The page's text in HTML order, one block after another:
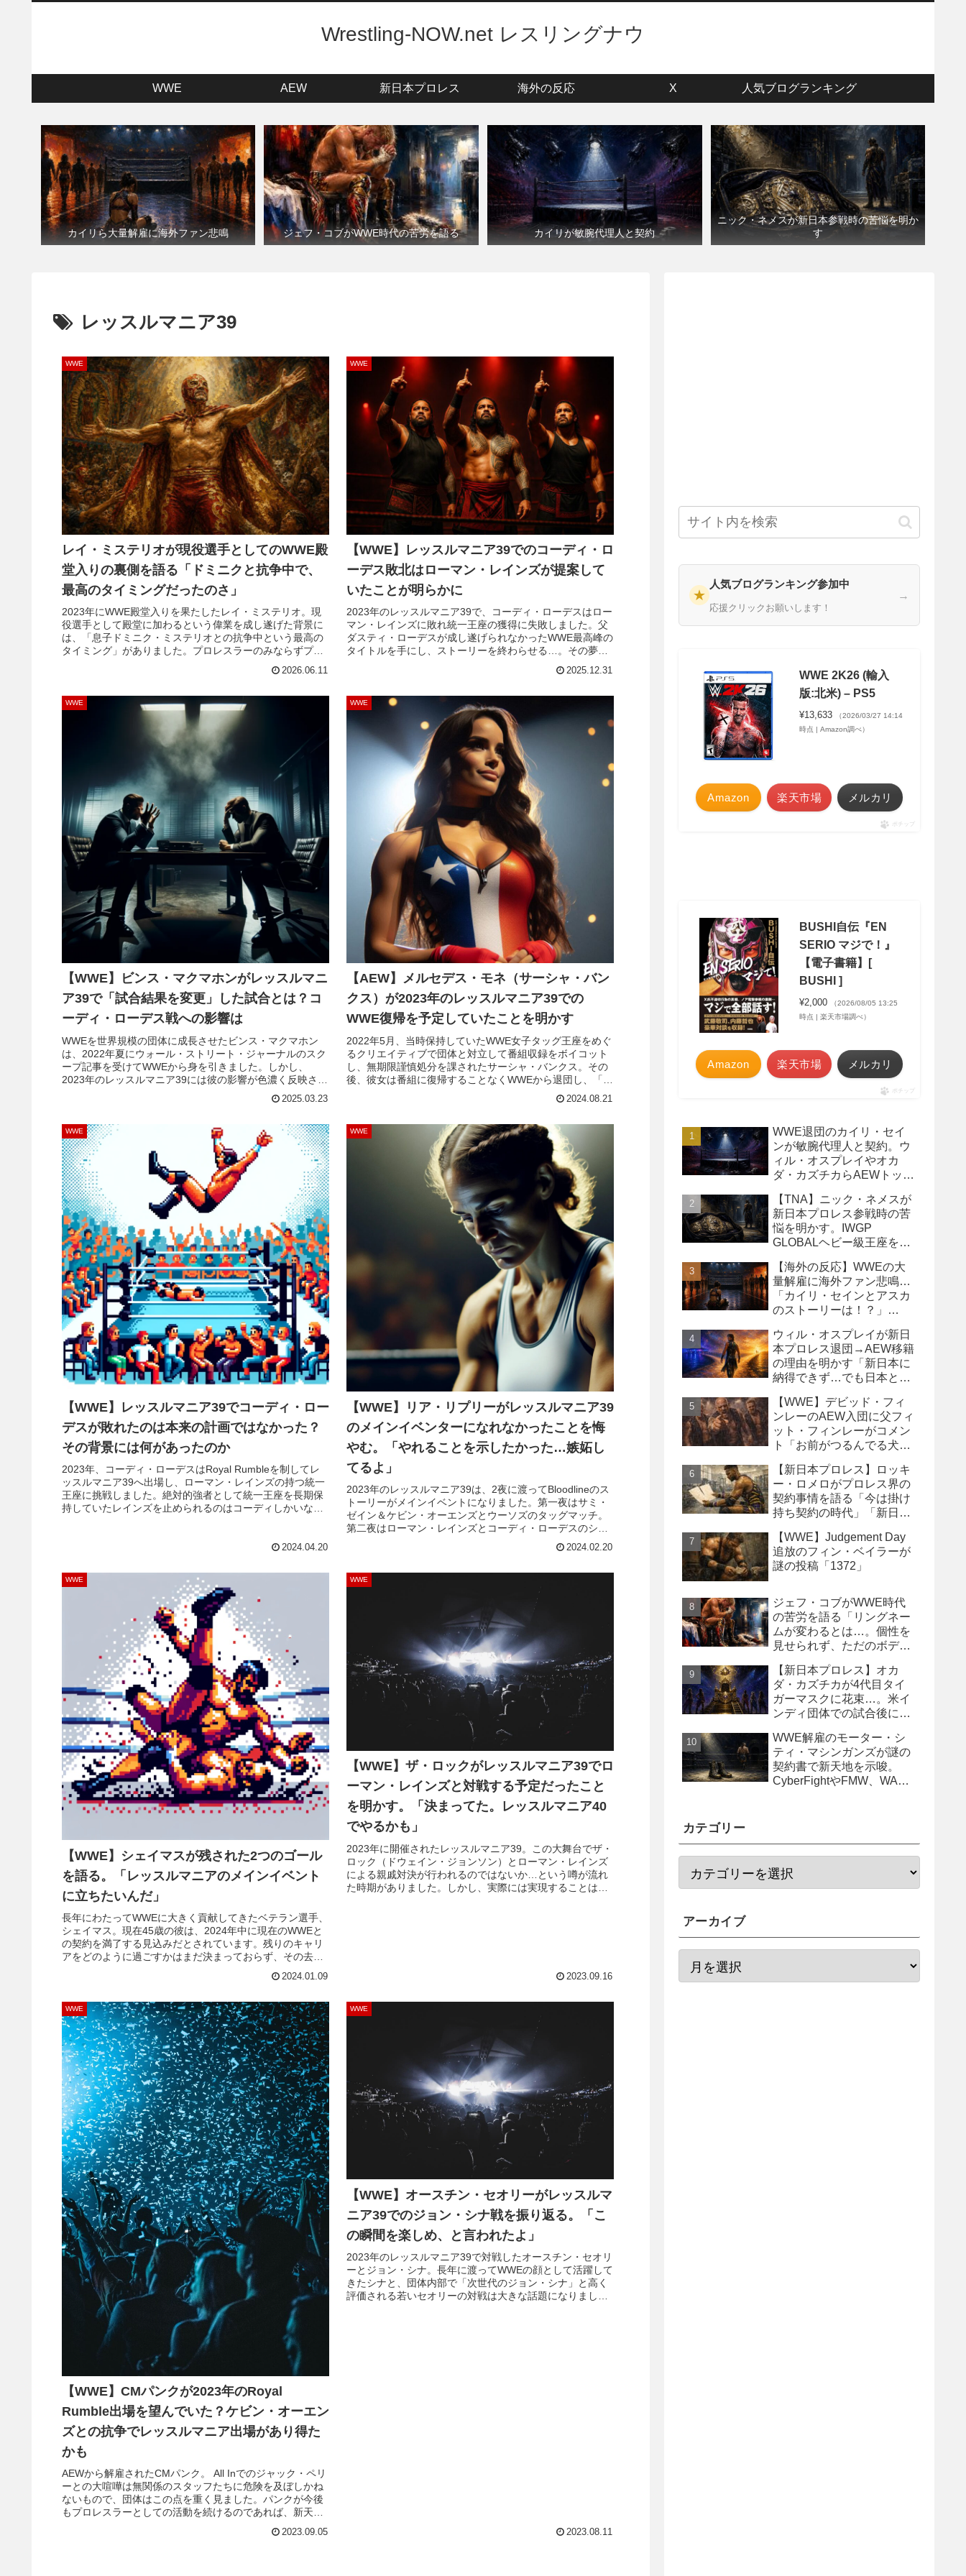
Wrestling-NOW.net レスリングナウ
WWE AEW 新日本プロレス 海外の反応 X 人気ブログランキング
カイリら大量解雇に海外ファン悲鳴 ジェフ・コブがWWE時代の苦労を語る カイリが敏腕代理人と契約
ニック・ネメスが新日本参戦時の苦悩を明か
す
レッスルマニア39
WWE
レイ・ミステリオが現役選手としてのWWE殿
堂入りの裏側を語る「ドミニクと抗争中で、
最高のタイミングだったのさ」
2023年にWWE殿堂入りを果たしたレイ・ミステリオ。現
役選手として殿堂に加わるという偉業を成し遂げた背景に
は、「息子ドミニク・ミステリオとの抗争中という最高の
タイミング」がありました。プロレスラーのみならずプロ
レス関係者を称えるWWE殿堂において、殿堂入りを果たす
のは「その時点で引退している人物」であることが通例で
2026.06.11
WWE
【WWE】レッスルマニア39でのコーディ・ロ
ーデス敗北はローマン・レインズが提案して
いたことが明らかに
2023年のレッスルマニア39で、コーディ・ローデスはロー
マン・レインズに敗れ統一王座の獲得に失敗しました。父
ダスティ・ローデスが成し遂げられなかったWWE最高峰の
タイトルを手にし、ストーリーを終わらせる…。その夢が
叶わなかったコーディの姿は衝撃的なものでした。このレ
ッスルマニア39は、ビンス・マクマホンがクリエイティブ
2025.12.31
WWE
【WWE】ビンス・マクマホンがレッスルマニ
ア39で「試合結果を変更」した試合とは？コ
ーディ・ローデス戦への影響は
WWEを世界規模の団体に成長させたビンス・マクマホン
は、2022年夏にウォール・ストリート・ジャーナルのスク
ープ記事を受けてWWEから身を引きました。しかし、
2023年のレッスルマニア39には彼の影響が色濃く反映され
ていました。現在は元WWE女性従業員への性的虐待疑惑で
訴訟を起こされているビンス。2022年、彼が過去の性的問
2025.03.23
WWE
【AEW】メルセデス・モネ（サーシャ・バン
クス）が2023年のレッスルマニア39での
WWE復帰を予定していたことを明かす
2022年5月、当時保持していたWWE女子タッグ王座をめぐ
るクリエイティブで団体と対立して番組収録をボイコット
し、無期限謹慎処分を課されたサーシャ・バンクス。その
後、彼女は番組に復帰することなくWWEから退団し、「メ
ルセデス・モネ」のリングネームで新日本プロレス＆
STARDOMへ参戦しました。2024年3月にはAEWと契約
2024.08.21
WWE
【WWE】レッスルマニア39でコーディ・ロー
デスが敗れたのは本来の計画ではなかった？
その背景には何があったのか
2023年、コーディ・ローデスはRoyal Rumbleを制してレ
ッスルマニア39へ出場し、ローマン・レインズの持つ統一
王座に挑戦しました。絶対的強者として統一王座を長期保
持していたレインズを止められるのはコーディしかいな
2024.04.20
WWE
【WWE】リア・リプリーがレッスルマニア39
のメインイベンターになれなかったことを悔
やむ。「やれることを示したかった…嫉妬し
てるよ」
2023年のレッスルマニア39は、2夜に渡ってBloodlineのス
トーリーがメインイベントになりました。第一夜はサミ・
ゼイン＆ケビン・オーエンズとウーソズのタッグマッチ。
第二夜はローマン・レインズとコーディ・ローデスのシン
グルマッチ。どちらも高い評価を受け、ショー自体も成功
を収めました。名勝負も多く生まれ、第一夜のシャーロッ
2024.02.20
WWE
【WWE】シェイマスが残された2つのゴール
を語る。「レッスルマニアのメインイベント
に立ちたいんだ」
長年にわたってWWEに大きく貢献してきたベテラン選手、
シェイマス。現在45歳の彼は、2024年中に現在のWWEと
の契約を満了する見込みだとされています。残りのキャリ
アをどのように過ごすかはまだ決まっておらず、その去就
さんの名勝負や名ストーリーを生み出してきた彼は、今、
2024.01.09
WWE
【WWE】ザ・ロックがレッスルマニア39でロ
ーマン・レインズと対戦する予定だったこと
を明かす。「決まってた。レッスルマニア40
でやるかも」
2023年に開催されたレッスルマニア39。この大舞台でザ・
ロック（ドウェイン・ジョンソン）とローマン・レインズ
による親戚対決が行われるのではないか…という噂が流れ
た時期がありました。しかし、実際には実現することはあ
2023.09.16
WWE
【WWE】CMパンクが2023年のRoyal
Rumble出場を望んでいた？ケビン・オーエン
ズとの抗争でレッスルマニア出場があり得た
かも
AEWから解雇されたCMパンク。 All Inでのジャック・ペリ
ーとの大喧嘩は無関係のスタッフたちに危険を及ぼしかね
ないもので、団体はこの点を重く見ました。パンクが今後
もプロレスラーとしての活動を続けるのであれば、新天地
起こした人間関係の悪化は今もそのままとのことなので、
2023.09.05
WWE
【WWE】オースチン・セオリーがレッスルマ
ニア39でのジョン・シナ戦を振り返る。「こ
の瞬間を楽しめ、と言われたよ」
2023年のレッスルマニア39で対戦したオースチン・セオリ
ーとジョン・シナ。長年に渡ってWWEの顔として活躍して
きたシナと、団体内部で「次世代のジョン・シナ」と高く
評価される若いセオリーの対戦は大きな話題になりまし
2023.08.11
★
人気ブログランキング参加中
応援クリックお願いします！
→
WWE 2K26 (輸入
版:北米) – PS5
¥13,633
（2026/03/27 14:14
時点 | Amazon調べ）
Amazon 楽天市場 メルカリ
ポチップ
BUSHI自伝『EN
SERIO マジで！』
【電子書籍】[
BUSHI ]
¥2,000
（2026/08/05 13:25
時点 | 楽天市場調べ）
Amazon 楽天市場 メルカリ
ポチップ
WWE退団のカイリ・セイ
ンが敏腕代理人と契約。ウ
ィル・オスプレイやオカ
ダ・カズチカらAEWトップ
【TNA】ニック・ネメスが
新日本プロレス参戦時の苦
悩を明かす。IWGP
GLOBALヘビー級王座を
挫
【海外の反応】WWEの大
量解雇に海外ファン悲鳴…
「カイリ・セインとアスカ
のストーリーは！？」
の犠牲になった」
ウィル・オスプレイが新日
本プロレス退団→AEW移籍
の理由を明かす「新日本に
納得できず…でも日本との
【WWE】デビッド・フィ
ンレーのAEW入団に父フィ
ット・フィンレーがコメン
ト「お前がつるんでる犬連
【新日本プロレス】ロッキ
ー・ロメロがプロレス界の
契約事情を語る「今は掛け
持ち契約の時代」「新日本
るべき」
【WWE】Judgement Day
追放のフィン・ベイラーが
謎の投稿「1372」
ジェフ・コブがWWE時代
の苦労を語る「リングネー
ムが変わるとは…。個性を
見せられず、ただのボディ
【新日本プロレス】オカ
ダ・カズチカが4代目タイ
ガーマスクに花束…。米イ
ンディ団体での試合後にサ
WWE解雇のモーター・シ
ティ・マシンガンズが謎の
契約書で新天地を示唆。
CyberFightやFMW、WAR
カテゴリー
アーカイブ